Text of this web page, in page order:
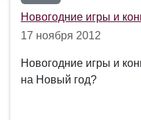
Новогодние игры и
17 ноября 2012
Новогодние игры и
на Новый год?